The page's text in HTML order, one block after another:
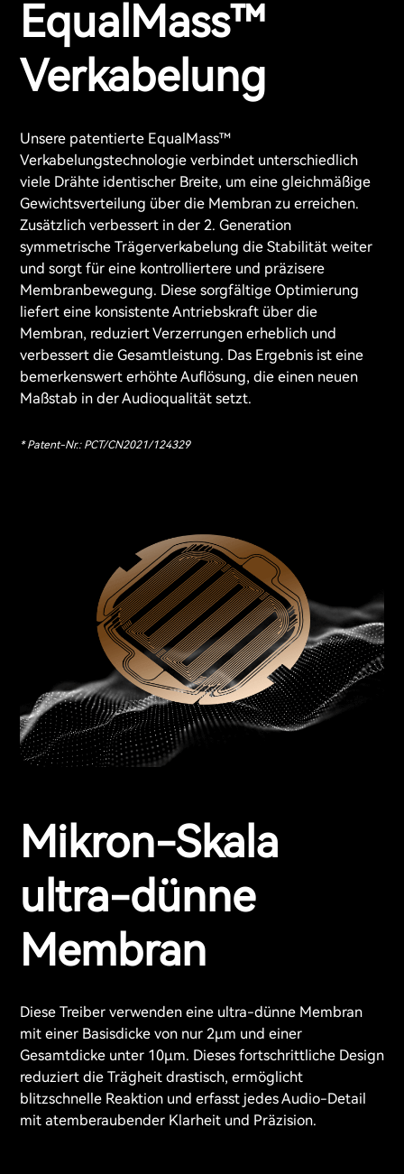
EqualMass™
Verkabelung
Unsere patentierte EqualMass™
Verkabelungstechnologie verbindet unterschiedlich
viele Drähte identischer Breite, um eine gleichmäßige
Gewichtsverteilung über die Membran zu erreichen.
Zusätzlich verbessert in der 2. Generation
symmetrische Trägerverkabelung die Stabilität weiter
und sorgt für eine kontrolliertere und präzisere
Membranbewegung. Diese sorgfältige Optimierung
liefert eine konsistente Antriebskraft über die
Membran, reduziert Verzerrungen erheblich und
verbessert die Gesamtleistung. Das Ergebnis ist eine
bemerkenswert erhöhte Auflösung, die einen neuen
Maßstab in der Audioqualität setzt.
* Patent-Nr.: PCT/CN2021/124329
Mikron-Skala
ultra-dünne
Membran
Diese Treiber verwenden eine ultra-dünne Membran
mit einer Basisdicke von nur 2μm und einer
Gesamtdicke unter 10μm. Dieses fortschrittliche Design
reduziert die Trägheit drastisch, ermöglicht
blitzschnelle Reaktion und erfasst jedes Audio-Detail
mit atemberaubender Klarheit und Präzision.